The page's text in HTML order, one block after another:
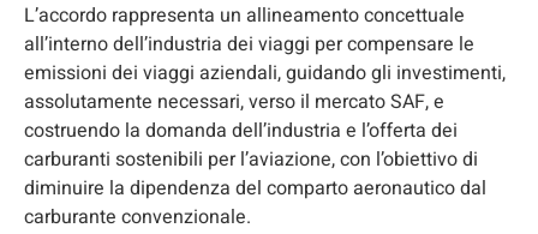
L’accordo rappresenta un allineamento concettuale
all’interno dell’industria dei viaggi per compensare le
emissioni dei viaggi aziendali, guidando gli investimenti,
assolutamente necessari, verso il mercato SAF, e
costruendo la domanda dell’industria e l’offerta dei
carburanti sostenibili per l’aviazione, con l’obiettivo di
diminuire la dipendenza del comparto aeronautico dal
carburante convenzionale.